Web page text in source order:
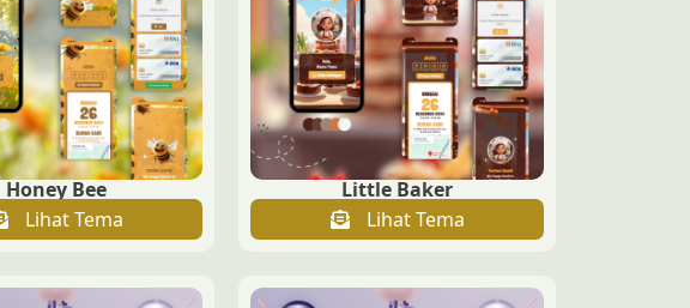
Honey Bee
Lihat Tema
Little Baker
Lihat Tema